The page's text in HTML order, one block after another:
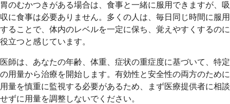
胃のむかつきがある場合は、食事と一緒に服用できますが、吸
収に食事は必要ありません。多くの人は、毎日同じ時間に服用
することで、体内のレベルを一定に保ち、覚えやすくするのに
役立つと感じています。
医師は、あなたの年齢、体重、症状の重症度に基づいて、特定
の用量から治療を開始します。有効性と安全性の両方のために
用量を慎重に監視する必要があるため、まず医療提供者に相談
せずに用量を調整しないでください。